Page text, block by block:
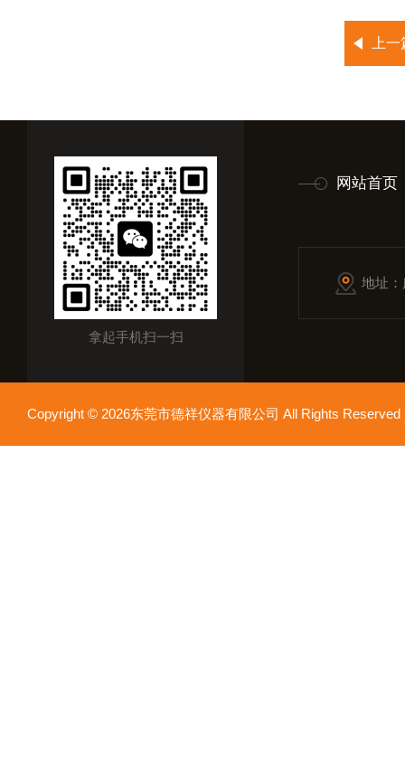
上
拿起手机扫一扫
网站首页
地址
Copyright © 2026东莞市德祥仪器有限公司 All Rights